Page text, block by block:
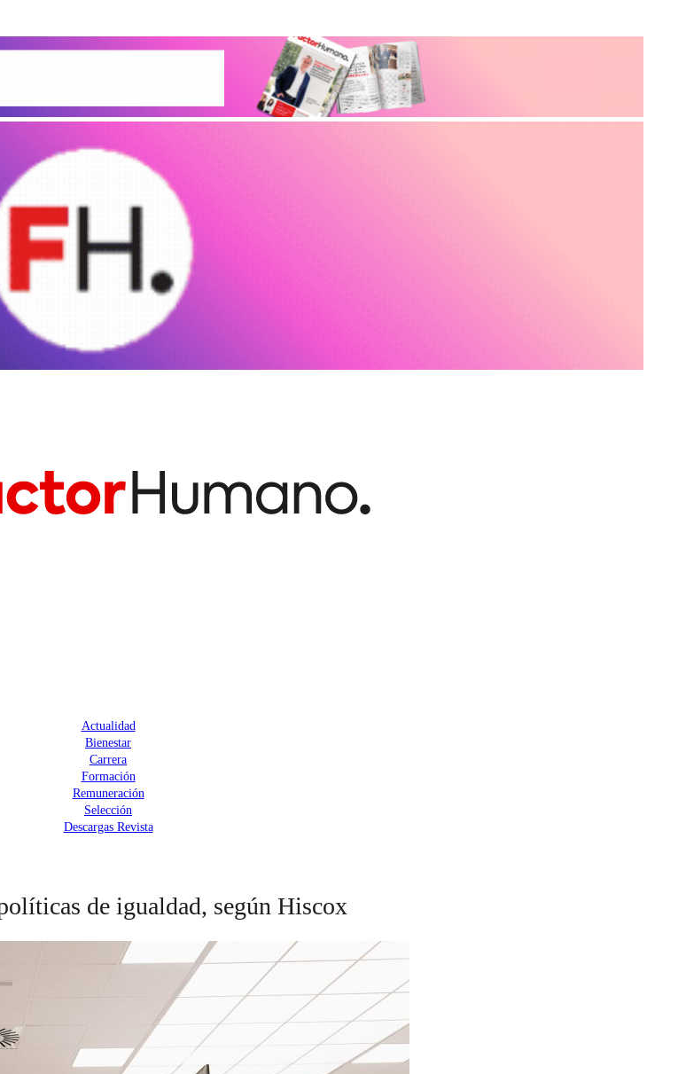
Actualidad
Bienestar
Carrera
Formación
Remuneración
Selección
Descargas Revista
de igualdad, según Hiscox